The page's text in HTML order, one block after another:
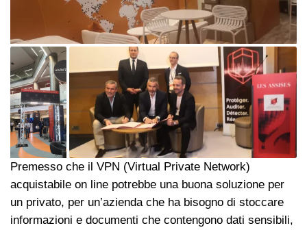
Premesso che il VPN (Virtual Private Network)
acquistabile on line potrebbe una buona soluzione per
un privato, per un’azienda che ha bisogno di stoccare
informazioni e documenti che contengono dati sensibili,